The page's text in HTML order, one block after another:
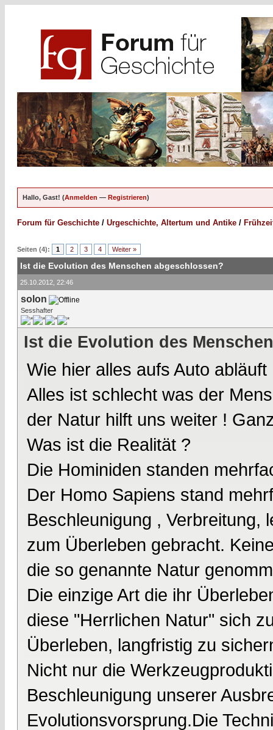
Hallo, Gast! (Anmelden — Registrieren)
Forum für Geschichte / Urgeschichte, Altertum und Antike /
Seiten (4): 1 2 3 4 Weiter »
Ist die Evolution des Menschen abgeschlossen?
25.10.2012, 22:46
solon
Sesshafter
Ist die Evolution des
Wie hier alles aufs Auto
Alles ist schlecht was der
der Natur hilft uns weiter !
Was ist die Realität ?
Die Hominiden standen
Der Homo Sapiens stand
Beschleunigung , Verbreitung,
zum Überleben gebracht.
die so genannte Natur
Die einzige Art die ihr
diese "Herrlichen Natur" sich
Überleben, langfristig zu
Nicht nur die
Beschleunigung unserer
Evolutionsvorsprung.Die